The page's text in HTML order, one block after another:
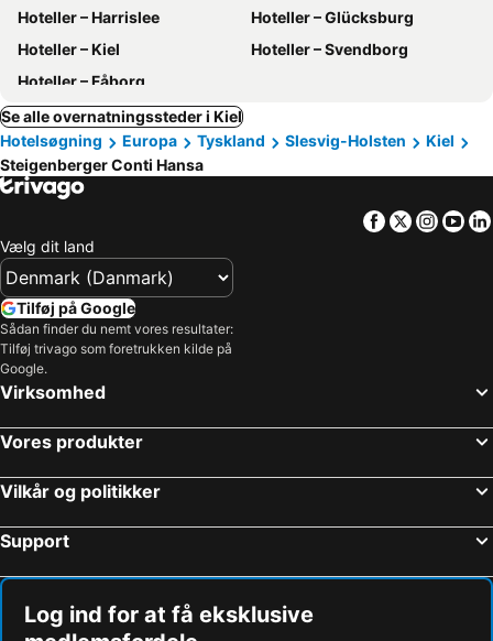
Hoteller – Harrislee
Hoteller – Glücksburg
Hoteller – Kiel
Hoteller – Svendborg
Hoteller – Fåborg
Se alle overnatningssteder i Kiel
Hotelsøgning
Europa Tyskland Slesvig-Holsten
Kiel
Steigenberger Conti Hansa
Facebook
Twitter
Vælg dit land
Tilføj på Google
Sådan finder du nemt vores resultater:
Tilføj trivago som foretrukken kilde på
Google.
Virksomhed
Vores produkter
Vilkår og politikker
Support
Log ind for at få eksklusive